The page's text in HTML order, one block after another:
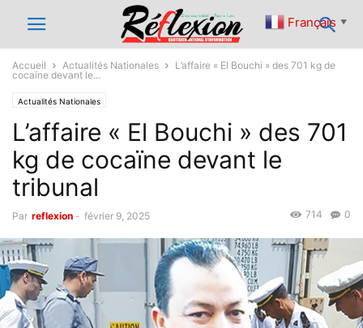
Accueil Actualités Nationales
L’affaire « El Bouchi » des 701 kg de
cocaïne devant le...
Actualités Nationales
L’affaire « El Bouchi » des 701
kg de cocaïne devant le
tribunal
Par reflexion - février 9, 2025 0
714
Français ▼